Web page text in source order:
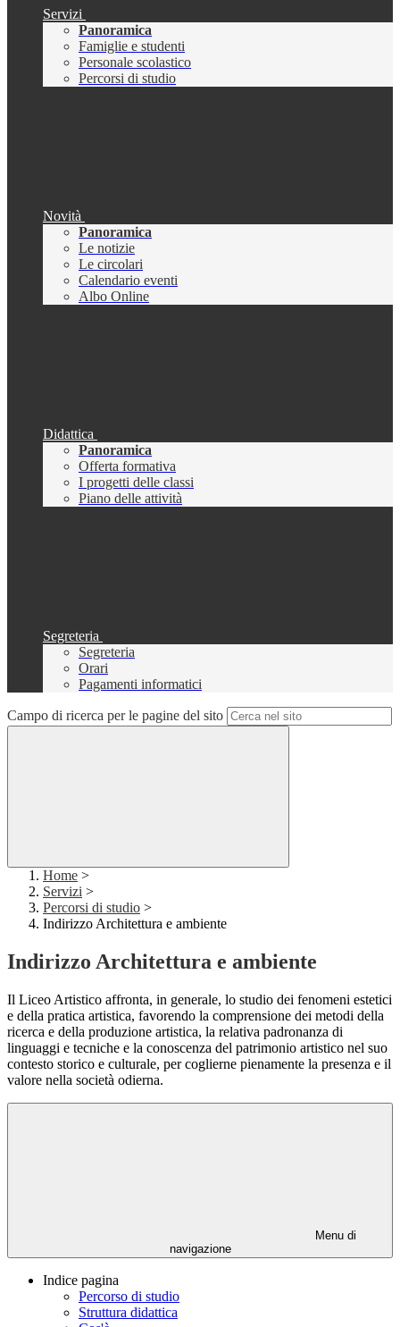
Servizi
Panoramica
Famiglie e studenti
Personale scolastico
Percorsi di studio
Novità
Panoramica
Le notizie
Le circolari
Calendario eventi
Albo Online
Didattica
Panoramica
Offerta formativa
I progetti delle classi
Piano delle attività
Segreteria
Segreteria
Orari
Pagamenti informatici
Campo di ricerca per le pagine del sito
Home >
Servizi >
Percorsi di studio >
Indirizzo Architettura e ambiente
Indirizzo Architettura e ambiente
Il Liceo Artistico affronta, in generale, lo studio dei fenomeni estetici
e della pratica artistica, favorendo la comprensione dei metodi della
ricerca e della produzione artistica, la relativa padronanza di
linguaggi e tecniche e la conoscenza del patrimonio artistico nel suo
contesto storico e culturale, per coglierne pienamente la presenza e il
valore nella società odierna.
Menu di
navigazione
Indice pagina
Percorso di studio
Struttura didattica